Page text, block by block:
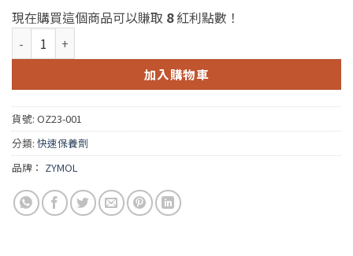
現在購買這個商品可以賺取 8紅利點數！
Zymol Deep Gloss Detailer 23oz(Zymol 快速保養劑) *約680ml
加入購物車
貨號: OZ23-001
分類: 快速保養劑
品牌： ZYMOL